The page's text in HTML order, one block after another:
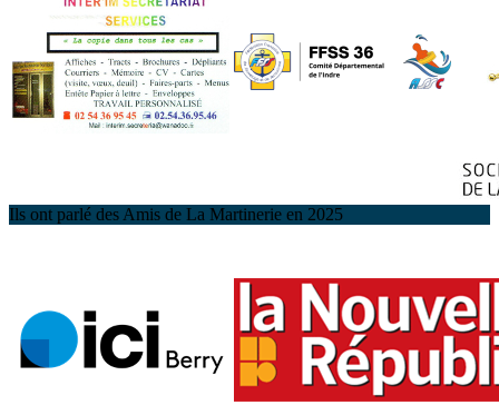
Ils ont parlé des Amis de La Martinerie en 2025